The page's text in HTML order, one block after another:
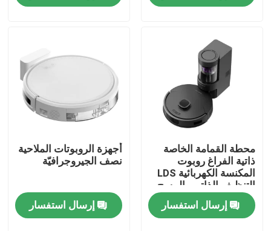
منتجات
أشرطة فيديو
معلومات عنا
جولة في المعمل
محطة القمامة الخاصة
ذاتية الفراغ روبوت
المكنسة الكهربائية LDS
التنظيف الذاتي والمسح
إرسال استفسار
أجهزة الروبوتات الملاحية
نصف الجيروجرافيّة
إرسال استفسار